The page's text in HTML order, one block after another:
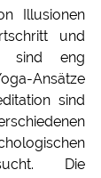
Illusionen
und
sind eng
Ansätze
sind
Die